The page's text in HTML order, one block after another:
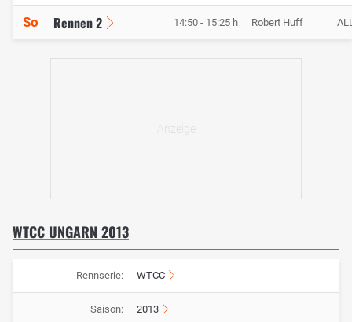
So Rennen 2 14:50 - 15:25 h Robert Huff
WTCC UNGARN 2013
Rennserie: WTCC
Saison: 2013